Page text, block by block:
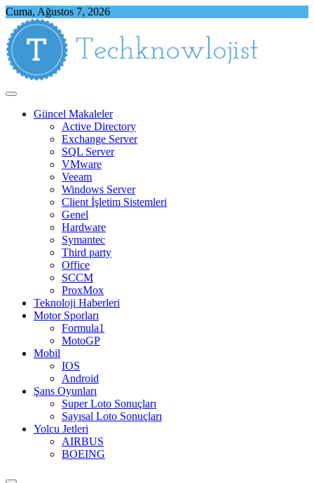
Skip
content
Cuma, Ağustos 7, 2026
Güncel Makaleler
Active Directory
Exchange Server
SQL Server
VMware
Veeam
Windows Server
Client İşletim Sistemleri
Genel
Hardware
Symantec
Third party
Office
SCCM
ProxMox
Teknoloji Haberleri
Motor Sporları
Formula1
MotoGP
Mobil
IOS
Android
Şans Oyunları
Super Loto Sonuçları
Sayısal Loto Sonuçları
Yolcu Jetleri
AIRBUS
BOEING